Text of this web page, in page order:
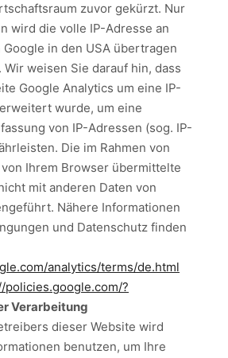
zuvor gekürzt. Nur
wird die volle IP-Adresse an
in den USA übertragen
weisen Sie darauf hin, dass
Google Analytics um eine IP-
wurde, um eine
von IP-Adressen (sog. IP-
Die im Rahmen von
Ihrem Browser übermittelte
mit anderen Daten von
Nähere Informationen
und Datenschutz finden
analytics/terms/de.html
policies.google.com/?
Verarbeitung
dieser Website wird
benutzen, um Ihre